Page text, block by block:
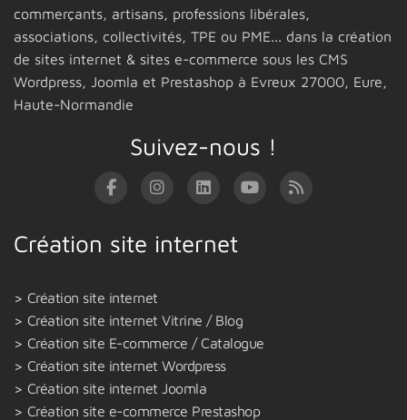
commerçants, artisans, professions libérales,
associations, collectivités, TPE ou PME... dans la création
de sites internet & sites e-commerce sous les CMS
Wordpress, Joomla et Prestashop à Evreux 27000, Eure,
Haute-Normandie
Suivez-nous !
Création site internet
Création site internet
Création site internet Vitrine / Blog
Création site E-commerce / Catalogue
Création site internet Wordpress
Création site internet Joomla
Création site e-commerce Prestashop